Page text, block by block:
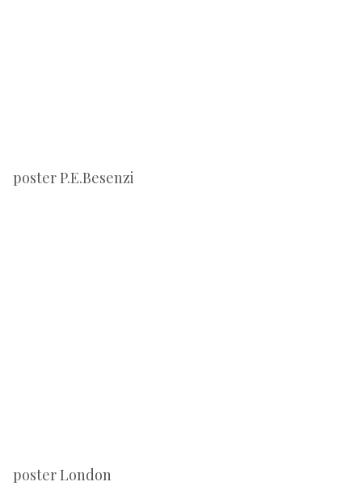
poster P.E.Besenzi
poster London